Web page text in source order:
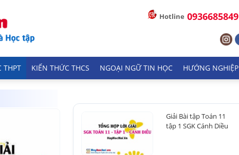
Hotline 0936685849
THPT KIẾN THỨC THCS NGOẠI NGỮ TIN HỌC HƯỚNG NGHIỆP
Giải Bài tập Toán 11
tập 1 SGK Cánh Diều